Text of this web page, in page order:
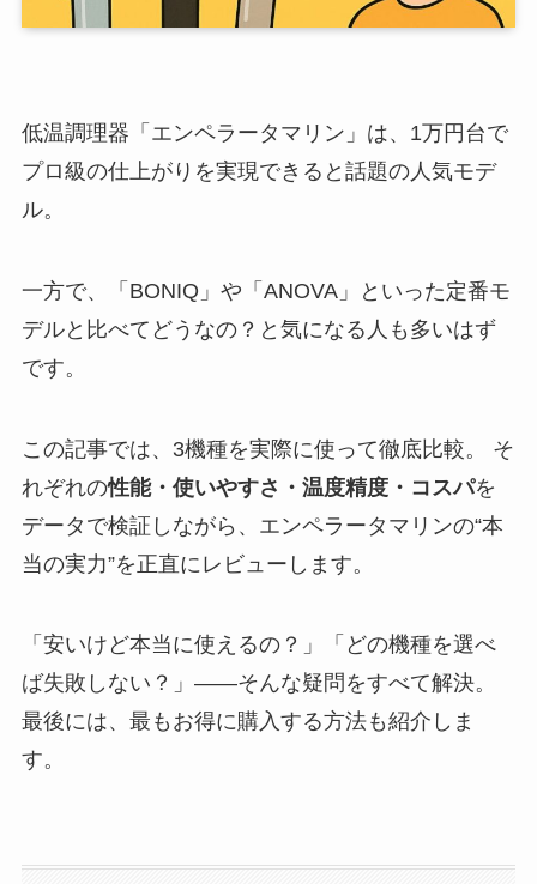
低温調理器「エンペラータマリン」は、1万円台で
プロ級の仕上がりを実現できると話題の人気モデ
ル。
一方で、「BONIQ」や「ANOVA」といった定番モ
デルと比べてどうなの？と気になる人も多いはず
です。
この記事では、3機種を実際に使って徹底比較。 そ
れぞれの性能・使いやすさ・温度精度・コスパを
データで検証しながら、エンペラータマリンの“本
当の実力”を正直にレビューします。
「安いけど本当に使えるの？」「どの機種を選べ
ば失敗しない？」——そんな疑問をすべて解決。
最後には、最もお得に購入する方法も紹介しま
す。